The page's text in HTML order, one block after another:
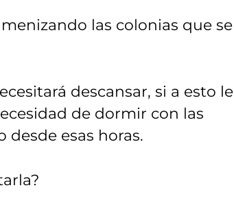
las colonias que se
descansar, si a esto le
de dormir con las
esas horas.